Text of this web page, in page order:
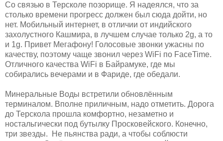
Со связью в Терсколе позорище. Я надеялся, что за
столько времени прогресс должен был сюда дойти, но
нет. Мобильный интернет, в отличии от индийского
захолустного Кашмира, в лучшем случае только 2g, а то
и 1g. Привет Мегафону! Голосовые звонки ужасны по
качеству, поэтому чаще звонил через WiFi по FaceTime.
Отличного качества WiFi в Байрамуке, где мы
собирались вечерами и в Фариде, где обедали.
Минеральные Воды встретили обновлённым
терминалом. Вполне приличным, надо отметить. Дорога
до Терскола прошла комфортно, незаметно и
ностальгически под бутылку Просковейского. Конечно,
три звезды. Не пьянства ради, а чтобы соблюсти